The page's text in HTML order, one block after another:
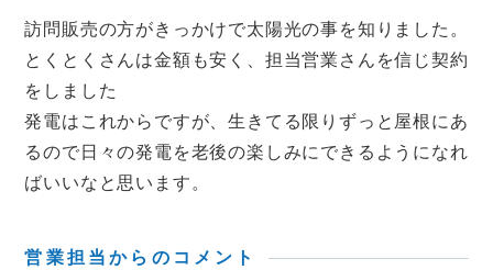
訪問販売の方がきっかけで太陽光の事を知りました。
とくとくさんは金額も安く、担当営業さんを信じ契約
をしました
発電はこれからですが、生きてる限りずっと屋根にあ
るので日々の発電を老後の楽しみにできるようになれ
ばいいなと思います。
営業担当からのコメント